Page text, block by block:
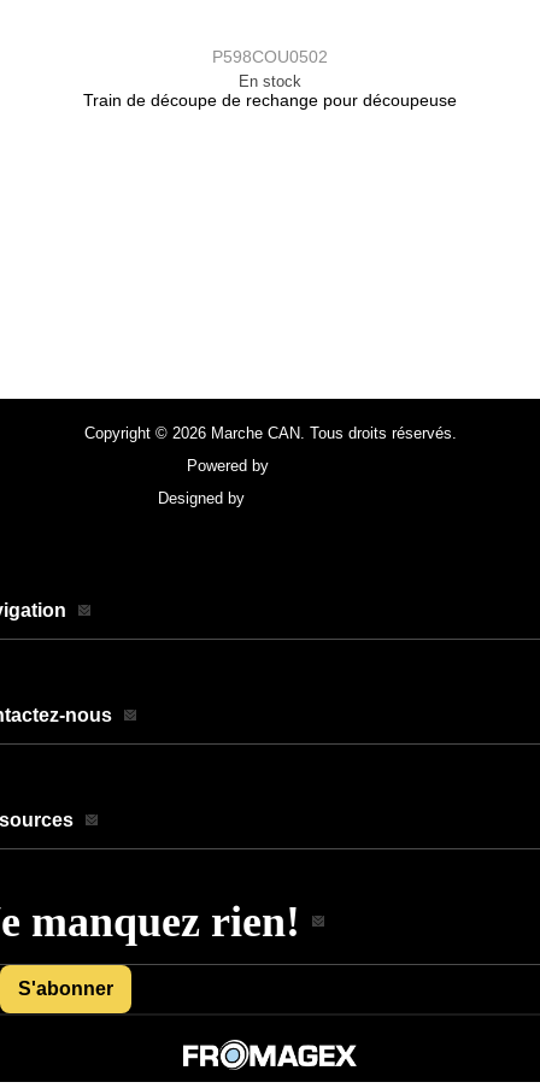
P598COU0502
En stock
Train de découpe de rechange pour découpeuse
Copyright © 2026 Marche CAN. Tous droits réservés.
Powered by
Designed by
nous
manquez rien!
S'abonner